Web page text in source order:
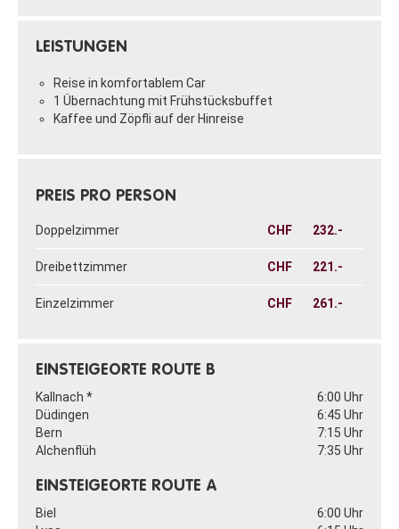
LEISTUNGEN
Reise in komfortablem Car
1 Übernachtung mit Frühstücksbuffet
Kaffee und Zöpfli auf der Hinreise
PREIS PRO PERSON
Doppelzimmer CHF 232.-
Dreibettzimmer CHF 221.-
Einzelzimmer CHF 261.-
EINSTEIGEORTE ROUTE B
Kallnach *
6:00 Uhr
Düdingen
6:45 Uhr
Bern
7:15 Uhr
Alchenflüh
7:35 Uhr
EINSTEIGEORTE ROUTE A
Biel
6:00 Uhr